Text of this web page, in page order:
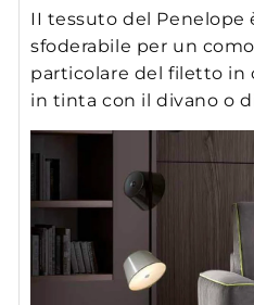
II tessuto del Penelope
sfoderabile per un
particolare del filetto in
in tinta con il divano o